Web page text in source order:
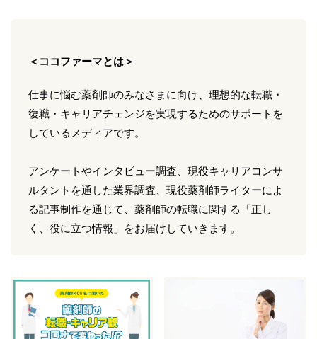
＜ココファーマとは＞
仕事に悩む薬剤師のみなさまに向け、理想的な転職・
復職・キャリアチェンジを実現するためのサポートを
しているメディアです。
アンケートやインタビュー調査、現役キャリアコンサ
ルタントを通した業界調査、現役薬剤師ライターによ
る記事制作を通じて、薬剤師の転職に関する「正し
く、役に立つ情報」をお届けしていきます。